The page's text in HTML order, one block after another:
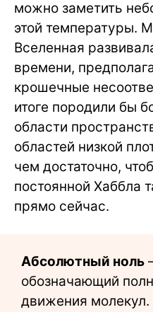
можно заметить
этой температуры.
Вселенная
времени,
крошечные
итоге породили бы
области
областей низкой
чем достаточно,
постоянной Хаббла
прямо сейчас.
Абсолютный ноль
обозначающий
движения